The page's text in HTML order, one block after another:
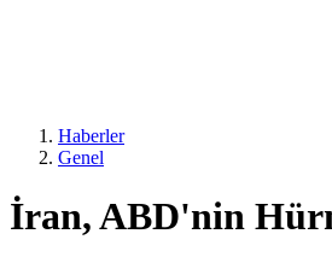
Haberler
Genel
İran, ABD'nin